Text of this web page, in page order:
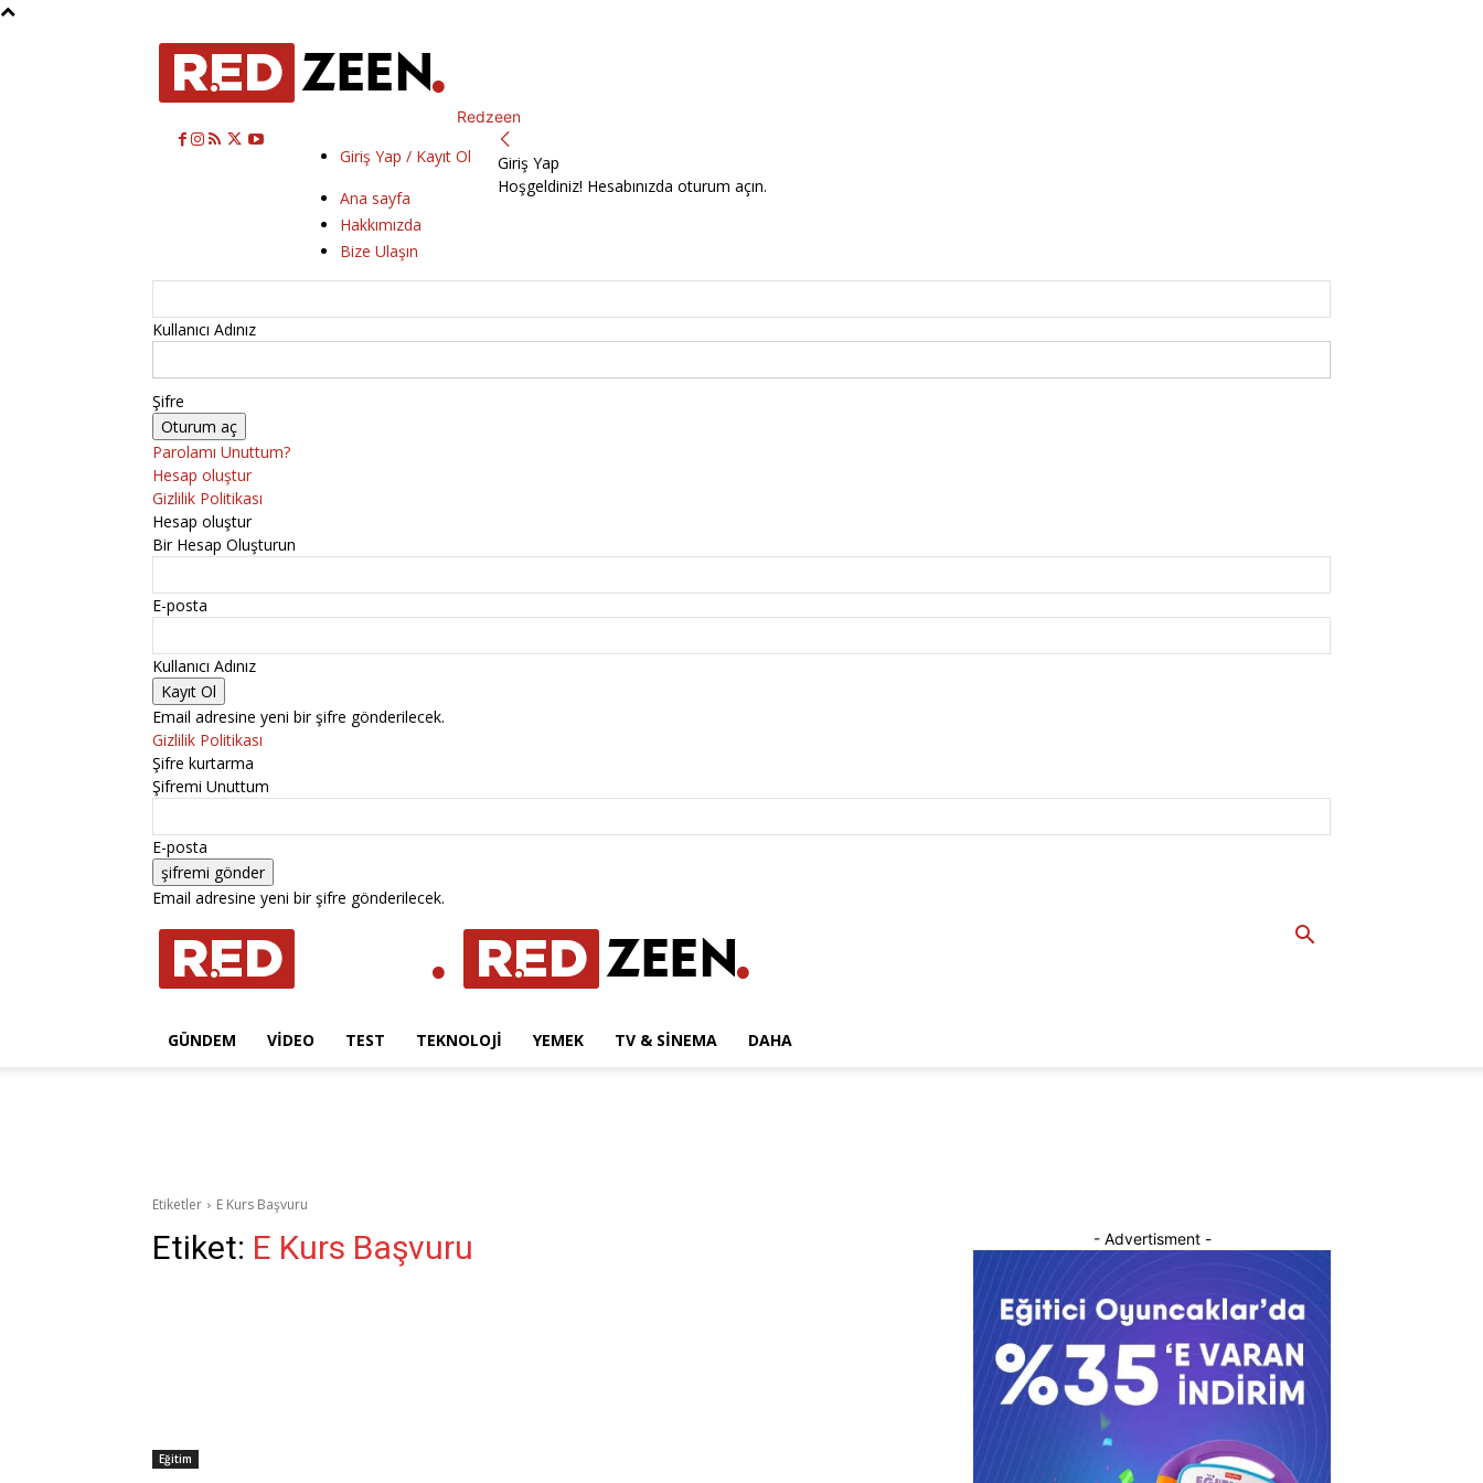
Redzeen
Giriş Yap / Kayıt Ol
Ana sayfa
Hakkımızda
Bize Ulaşın
Giriş Yap
Hoşgeldiniz! Hesabınızda oturum açın.
Kullanıcı Adınız
Şifre
Parolamı Unuttum?
Hesap oluştur
Gizlilik Politikası
Hesap oluştur
Bir Hesap Oluşturun
E-posta
Kullanıcı Adınız
Email adresine yeni bir şifre gönderilecek.
Gizlilik Politikası
Şifre kurtarma
Şifremi Unuttum
E-posta
Email adresine yeni bir şifre gönderilecek.
GÜNDEM VIDEO TEST TEKNOLOJI YEMEK TV & SINEMA DAHA
Etiketler E Kurs Başvuru
Etiket: E Kurs Başvuru
Eğitim
- Advertisment -